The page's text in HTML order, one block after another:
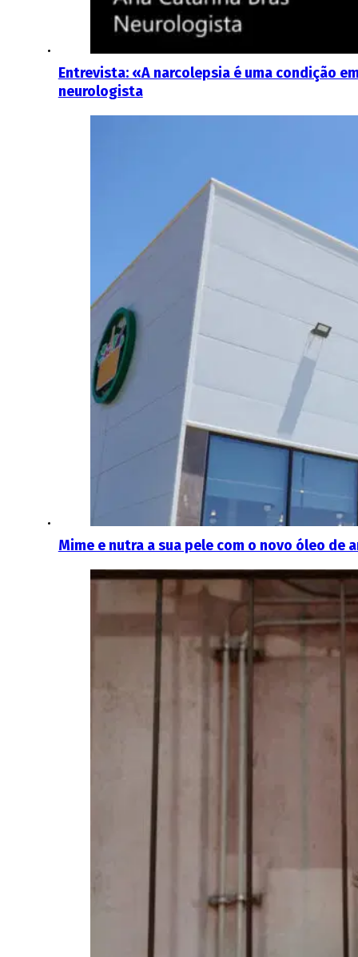
Entrevista: «A narcolepsia é uma condição
neurologista
Mime e nutra a sua pele com o novo óleo de